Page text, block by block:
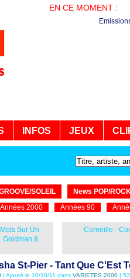
EN CE MOMENT :
INFOS JEUX
SOLEIL
News POP/
Années 2000 Années 90
Sur Un
Goldman &
Corneille -
St-Pier - Tant Que C'Est
| Ajouté le 10/10/11 dans VARIETES 2000 |